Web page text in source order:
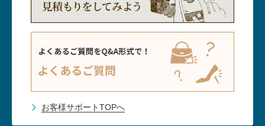
お客様サポートTOPへ